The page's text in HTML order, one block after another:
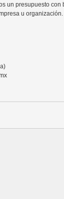
un presupuesto con
u organización.